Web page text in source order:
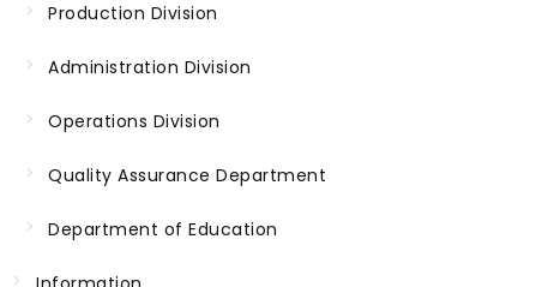
Production Division
Administration Division
Operations Division
Quality Assurance Department
Department of Education